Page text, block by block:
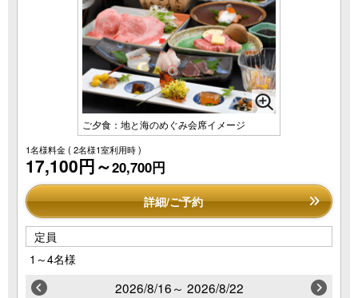
ご夕食：地と海のめぐみ会席イメージ
1名様料金( 2名様1室利用時 )
17,100円～20,700円
詳細/ご予約
定員
1～4名様
2026/8/16～ 2026/8/22